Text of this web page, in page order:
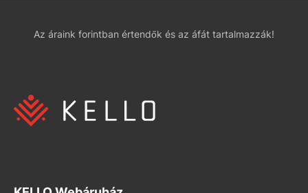
Az áraink forintban értendők és az áfát tartalmazzák!